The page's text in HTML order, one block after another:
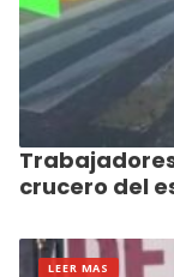
crucero del
LEER MAS